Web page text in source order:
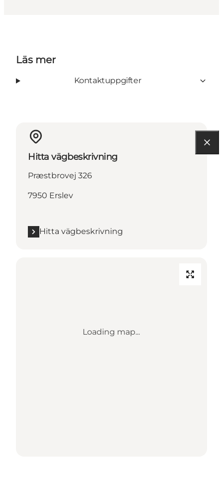
Läs mer
Kontaktuppgifter
Hitta vägbeskrivning
Præstbrovej 326
7950 Erslev
Hitta vägbeskrivning
Loading map...